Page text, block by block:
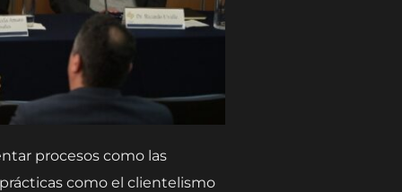
procesos como las
como el clientelismo